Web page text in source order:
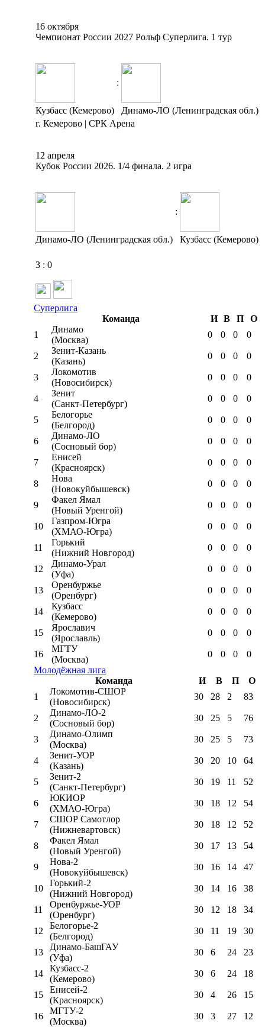
16 октября
Чемпионат России 2027 Рольф Суперлига. 1 тур
:
Кузбасс (Кемерово)
Динамо-ЛО (Ленинградская обл.)
г. Кемерово | СРК Арена
12 апреля
Кубок России 2026. 1/4 финала. 2 игра
:
Динамо-ЛО (Ленинградская обл.) Кузбасс (Кемерово)
3 : 0
Суперлига
Команда
И В П
О
1
Динамо
(Москва)
0 0 0 0
2
Зенит-Казань
(Казань)
0 0 0 0
3
Локомотив
(Новосибирск)
0 0 0 0
4
Зенит
(Санкт-Петербург)
0 0 0 0
5
Белогорье
(Белгород)
0 0 0 0
6
Динамо-ЛО
(Сосновый бор)
0 0 0 0
7
Енисей
(Красноярск)
0 0 0 0
8
Нова
(Новокуйбышевск)
0 0 0 0
9
Факел Ямал
(Новый Уренгой)
0 0 0 0
10
Газпром-Югра
(ХМАО-Югра)
0 0 0 0
11
Горький
(Нижний Новгород)
0 0 0 0
12
Динамо-Урал
(Уфа)
0 0 0 0
13
Оренбуржье
(Оренбург)
0 0 0 0
14
Кузбасс
(Кемерово)
0 0 0 0
15
Ярославич
(Ярославль)
0 0 0 0
16
МГТУ
(Москва)
0 0 0
0
Молодёжная лига
Команда
И В П
О
1
Локомотив-CШОР
(Новосибирск)
30 28 2 83
2
Динамо-ЛО-2
(Сосновый бор)
30 25 5 76
3
Динамо-Олимп
(Москва)
30 25 5 73
4
Зенит-УОР
(Казань)
30 20 10 64
5
Зенит-2
(Санкт-Петербург)
30 19 11 52
6
ЮКИОР
(ХМАО-Югра)
30 18 12 54
7
СШОР Самотлор
(Нижневартовск)
30 18 12 52
8
Факел Ямал
(Новый Уренгой)
30 17 13 54
9
Нова-2
(Новокуйбышевск)
30 16 14 47
10
Горький-2
(Нижний Новгород)
30 14 16 38
11
Оренбуржье-УОР
(Оренбург)
30 12 18 34
12
Белогорье-2
(Белгород)
30 11 19 30
13
Динамо-БашГАУ
(Уфа)
30 6 24 23
14
Кузбасс-2
(Кемерово)
30 6 24 18
15
Енисей-2
(Красноярск)
30 4 26 15
16
МГТУ-2
(Москва)
30 3 27 12